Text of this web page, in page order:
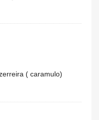
( caramulo)